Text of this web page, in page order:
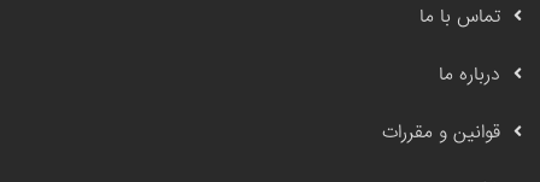
تماس با ما
درباره ما
قوانین و مقررات